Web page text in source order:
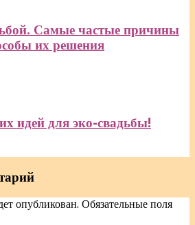
Самые частые причины
их решения
идей для эко-свадьбы!
опубликован. Обязательные поля